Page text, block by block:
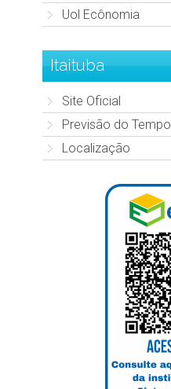
Uol Ecônomia
Itaituba
Site Oficial
Previsão do Tempo
Localização